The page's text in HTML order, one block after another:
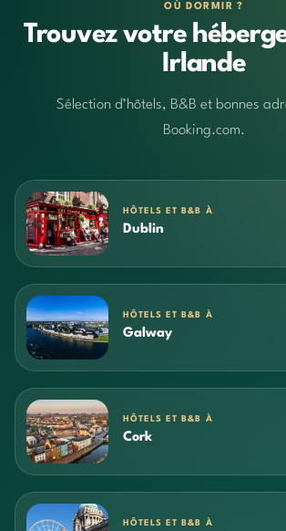
OÙ DORMIR ?
Trouvez votre
Irlande
Sélection d’hôtels, B&B et bonnes
Booking.com.
HÔTELS ET B&B À
Dublin
HÔTELS ET B&B À
Galway
HÔTELS ET B&B À
Cork
HÔTELS ET B&B À